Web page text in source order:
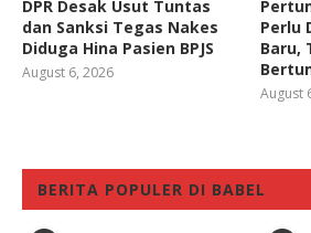
DPR Desak Usut Tuntas
dan Sanksi Tegas Nakes
Diduga Hina Pasien BPJS
August 6, 2026
Perlu
Baru,
August
BERITA POPULER DI BABEL